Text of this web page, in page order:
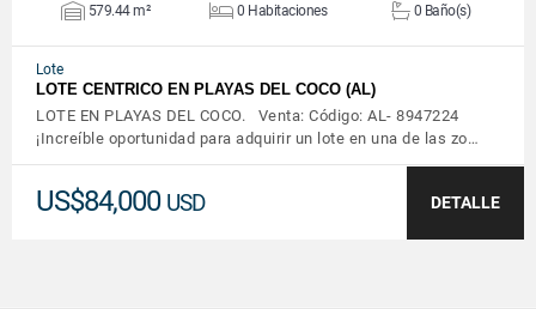
579.44 m² 0 Habitaciones 0 Baño(s)
Lote
LOTE CENTRICO EN PLAYAS DEL COCO (AL)
LOTE EN PLAYAS DEL COCO. Venta: Código: AL- 8947224
¡Increíble oportunidad para adquirir un lote en una de las zo…
US$84,000 USD DETALLE